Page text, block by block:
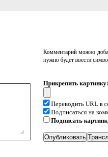
Комментарий можно
нужно будет ввести
Прикрепить картинку:
Переводить URL в
Подписаться на
Подписать